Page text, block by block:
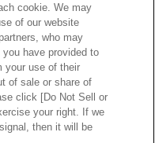
報
合わせ
cookie. We may
of our website
who may
have provided to
your use of their
of sale or share of
click [Do Not Sell or
your right. If we
then it will be